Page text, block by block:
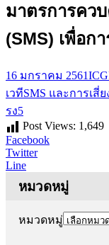
มาตรการคว
(SMS) เพื่อก
16 มกราคม 2561
เวทีSMS และการเสี่
รง5
Post Views: 1,649
Facebook
Twitter
Line
หมวดหมู่
หมวดหมู่